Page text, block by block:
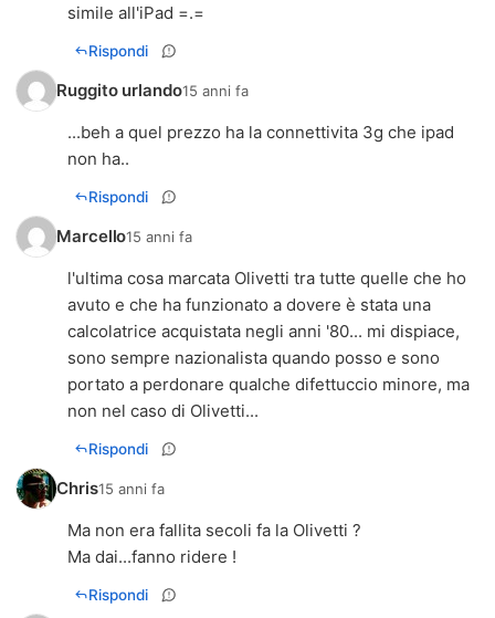
simile all'iPad =.=
Rispondi
Ruggito urlando15 anni fa
...beh a quel prezzo ha la connettivita 3g che ipad
non ha..
Rispondi
Marcello15 anni fa
l'ultima cosa marcata Olivetti tra tutte quelle che ho
avuto e che ha funzionato a dovere è stata una
calcolatrice acquistata negli anni '80... mi dispiace,
sono sempre nazionalista quando posso e sono
portato a perdonare qualche difettuccio minore, ma
non nel caso di Olivetti...
Rispondi
Chris15 anni fa
Ma non era fallita secoli fa la Olivetti ?
Ma dai...fanno ridere !
Rispondi